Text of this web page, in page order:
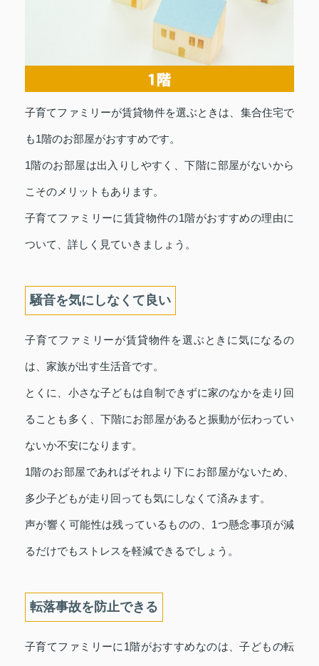
子育てファミリーが賃貸物件を選ぶときは、集合住宅で
も1階のお部屋がおすすめです。
1階のお部屋は出入りしやすく、下階に部屋がないから
こそのメリットもあります。
子育てファミリーに賃貸物件の1階がおすすめの理由に
ついて、詳しく見ていきましょう。
騒音を気にしなくて良い
子育てファミリーが賃貸物件を選ぶときに気になるの
は、家族が出す生活音です。
とくに、小さな子どもは自制できずに家のなかを走り回
ることも多く、下階にお部屋があると振動が伝わってい
ないか不安になります。
1階のお部屋であればそれより下にお部屋がないため、
多少子どもが走り回っても気にしなくて済みます。
声が響く可能性は残っているものの、1つ懸念事項が減
るだけでもストレスを軽減できるでしょう。
転落事故を防止できる
子育てファミリーに1階がおすすめなのは、子どもの転